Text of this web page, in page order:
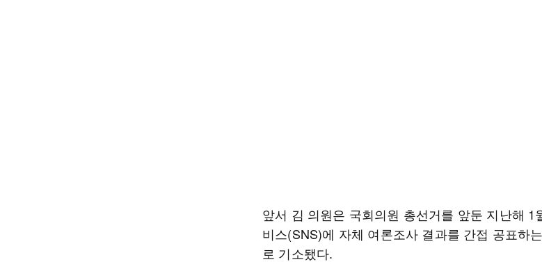
앞서 김 의원은 국회의원 총선거를 앞둔 지난해 1
비스(SNS)에 자체 여론조사 결과를 간접 공표하
로 기소됐다.